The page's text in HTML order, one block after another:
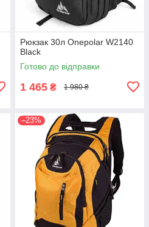
Рюкзак 30л Onepolar W2140
Black
Готово до відправки
1 465 ₴ 1 980 ₴
–23%